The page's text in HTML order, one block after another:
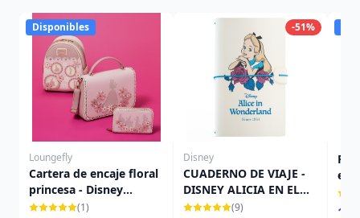
Disponibles
Loungefly
Cartera de encaje floral
princesa - Disney
Loungefly(1)
-51%
Disney
CUADERNO DE VIAJE -
DISNEY ALICIA EN EL
PAÍS DE LAS
(9)
en
de